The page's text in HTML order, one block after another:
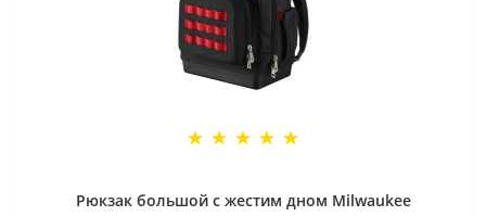
Рюкзак большой с жестим дном Milwaukee